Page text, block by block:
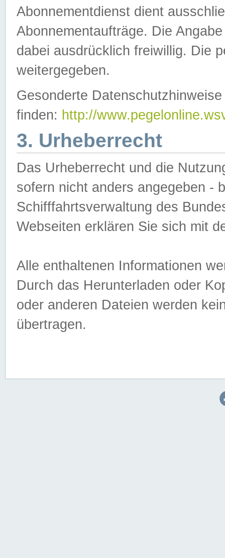
Abonnementdienst dient
Abonnementaufträge. Die
dabei ausdrücklich freiwillig. Die
weitergegeben.
Gesonderte
finden: http://
3. Urheberrecht
Das Urheberrecht und die
sofern nicht anders angegeben -
Schifffahrtsverwaltung des
Webseiten erklären Sie sich mit
Alle enthaltenen Informationen
Durch das Herunterladen oder
oder anderen Dateien werden
übertragen.